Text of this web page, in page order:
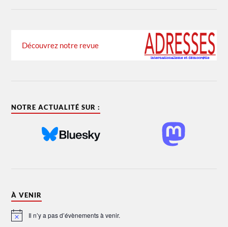
Découvrez notre revue
NOTRE ACTUALITÉ SUR :
À VENIR
Notice Il n’y a pas d’évènements à venir.